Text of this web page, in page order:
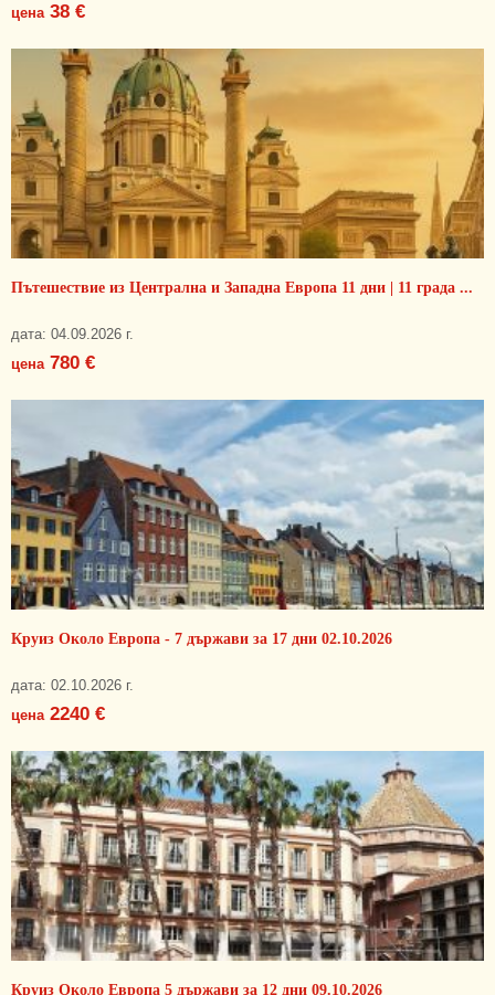
цена38 €
Пътешествие из Централна и Западна Европа 11 дни | 11 града ...
дата: 04.09.2026 г.
цена780 €
Круиз Около Европа - 7 държави за 17 дни 02.10.2026
дата: 02.10.2026 г.
цена2240 €
Круиз Около Европа 5 държави за 12 дни 09.10.2026